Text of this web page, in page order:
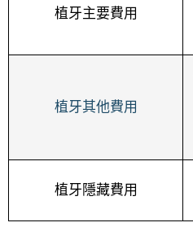
植牙主要費用
植牙其他費用
植牙隱藏費用